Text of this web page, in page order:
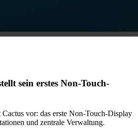
sein erstes Non-Touch-
vor: das erste Non-Touch-Display
und zentrale Verwaltung.